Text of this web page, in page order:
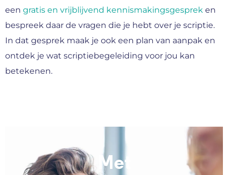
een gratis en vrijblijvend kennismakingsgesprek en
bespreek daar de vragen die je hebt over je scriptie.
In dat gesprek maak je ook een plan van aanpak en
ontdek je wat scriptiebegeleiding voor jou kan
betekenen.
Met